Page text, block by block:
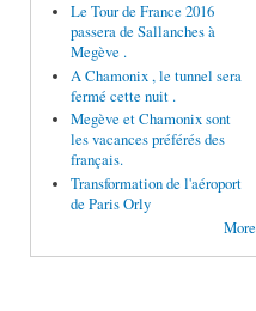
Le Tour de France 2016
passera de Sallanches à
Megève .
A Chamonix , le tunnel sera
fermé cette nuit .
Megève et Chamonix sont
les vacances préférés des
français.
Transformation de l'aéroport
de Paris Orly
More